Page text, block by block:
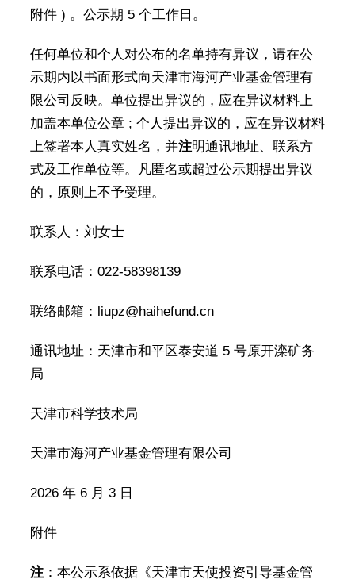
附件 ) 。公示期 5 个工作日。
任何单位和个人对公布的名单持有异议，请在公
示期内以书面形式向天津市海河产业基金管理有
限公司反映。单位提出异议的，应在异议材料上
加盖本单位公章 ; 个人提出异议的，应在异议材料
上签署本人真实姓名，并注明通讯地址、联系方
式及工作单位等。凡匿名或超过公示期提出异议
的，原则上不予受理。
联系人：刘女士
联系电话：022-58398139
联络邮箱：liupz@haihefund.cn
通讯地址：天津市和平区泰安道 5 号原开滦矿务
局
天津市科学技术局
天津市海河产业基金管理有限公司
2026 年 6 月 3 日
附件
注：本公示系依据《天津市天使投资引导基金管